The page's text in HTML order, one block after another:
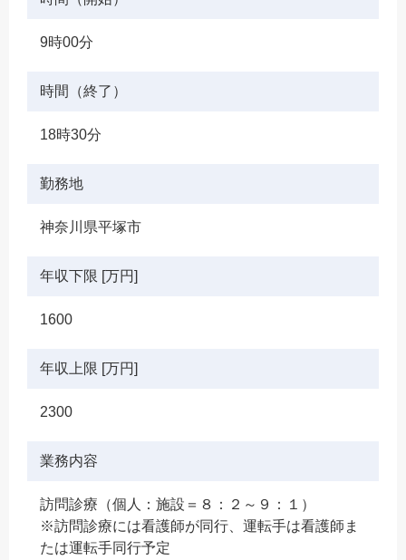
9時00分
時間（終了）
18時30分
勤務地
神奈川県平塚市
年収下限 [万円]
1600
年収上限 [万円]
2300
業務内容
訪問診療（個人：施設＝８：２～９：１）
※訪問診療には看護師が同行、運転手は看護師ま
たは運転手同行予定